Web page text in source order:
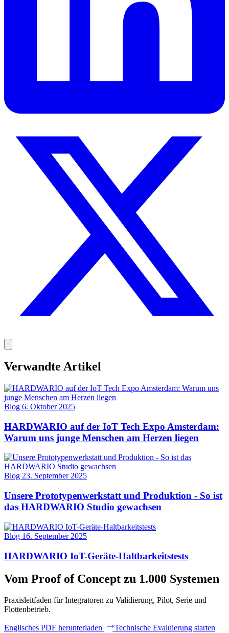
Verwandte Artikel
Blog 6. Oktober 2025
HARDWARIO auf der IoT Tech Expo Amsterdam:
Warum uns junge Menschen am Herzen liegen
Blog 23. September 2025
Unsere Prototypenwerkstatt und Produktion - So ist
das HARDWARIO Studio gewachsen
Blog 16. September 2025
HARDWARIO IoT-Geräte-Haltbarkeitstests
Vom Proof of Concept zu 1.000 Systemen
Praxisleitfaden für Integratoren zu Validierung, Pilot, Serie und
Flottenbetrieb.
Englisches PDF herunterladen
Technische Evaluierung starten